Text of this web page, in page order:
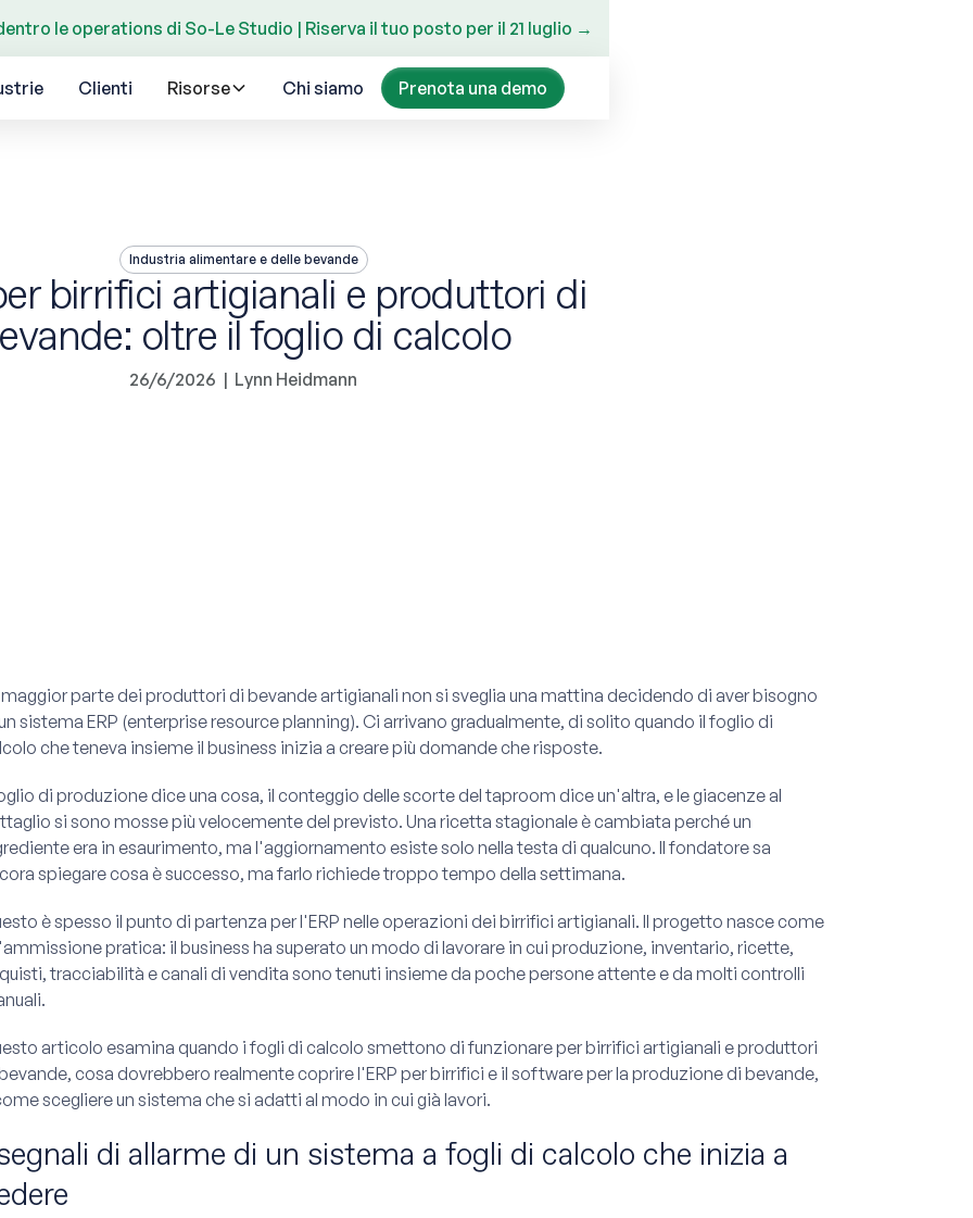
le operations di So-Le Studio | Riserva il tuo posto per il 21 luglio →
Clienti Risorse Chi siamo Prenota una demo
Industria alimentare e delle bevande
birrifici artigianali e produttori di
oltre il foglio di calcolo
26/6/2026 | Lynn Heidmann
maggior parte dei produttori di bevande artigianali non si sveglia una mattina decidendo di aver bisogno
sistema ERP (enterprise resource planning). Ci arrivano gradualmente, di solito quando il foglio di
che teneva insieme il business inizia a creare più domande che risposte.
di produzione dice una cosa, il conteggio delle scorte del taproom dice un'altra, e le giacenze al
si sono mosse più velocemente del previsto. Una ricetta stagionale è cambiata perché un
era in esaurimento, ma l'aggiornamento esiste solo nella testa di qualcuno. Il fondatore sa
spiegare cosa è successo, ma farlo richiede troppo tempo della settimana.
è spesso il punto di partenza per l'ERP nelle operazioni dei birrifici artigianali. Il progetto nasce come
pratica: il business ha superato un modo di lavorare in cui produzione, inventario, ricette,
tracciabilità e canali di vendita sono tenuti insieme da poche persone attente e da molti controlli
articolo esamina quando i fogli di calcolo smettono di funzionare per birrifici artigianali e produttori
cosa dovrebbero realmente coprire l'ERP per birrifici e il software per la produzione di bevande,
scegliere un sistema che si adatti al modo in cui già lavori.
di allarme di un sistema a fogli di calcolo che inizia a